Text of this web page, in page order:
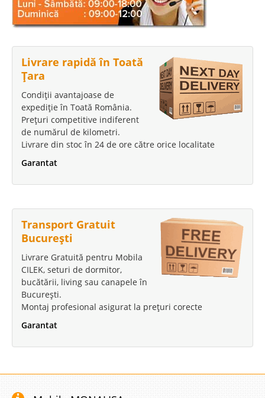
Livrare rapidă în Toată
Țara
Condiții avantajoase de
expediție în Toată România.
Prețuri competitive indiferent
de numărul de kilometri.
Livrare din stoc în 24 de ore către orice localitate
Garantat
Transport Gratuit
București
Livrare Gratuită pentru Mobila
CILEK, seturi de dormitor,
bucătării, living sau canapele în
București.
Montaj profesional asigurat la prețuri corecte
Garantat